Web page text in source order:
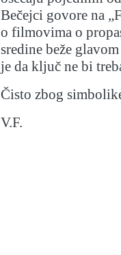
Bečejci govore na
o filmovima o
sredine beže
je da ključ ne bi
Čisto zbog
V.F.